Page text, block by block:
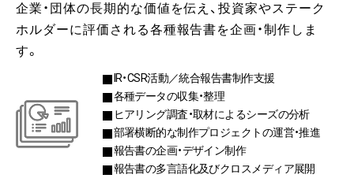
企業・団体の長期的な価値を伝え、投資家やステーク
ホルダーに評価される各種報告書を企画・制作しま
す。
IR・CSR活動／統合報告書制作支援
各種データの収集・整理
ヒアリング調査・取材によるシーズの分析
部署横断的な制作プロジェクトの運営・推進
報告書の企画・デザイン制作
報告書の多言語化及びクロスメディア展開